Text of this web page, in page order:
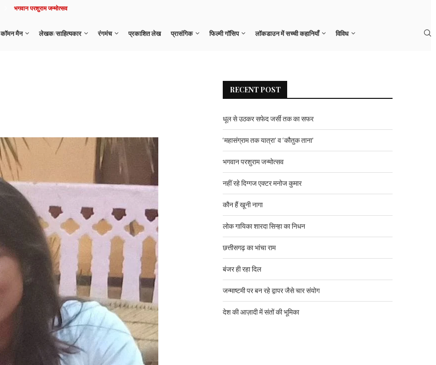
नहीं रहे दिग्गज एक्टर मनोज कुमार
कॉमन मैन लेखक/साहित्यकार रंगमंच प्रकाशित लेख प्रासंगिक फिल्मी गॉसिप लॉकडाउन में सच्ची कहानियाँ विविध
RECENT POST
धूल से उठकर सफेद जर्सी तक का सफर
‘महासंग्राम तक यात्रा’ व ‘कौतुक ताना’
भगवान परशुराम जन्मोत्सव
नहीं रहे दिग्गज एक्टर मनोज कुमार
कौन हैं खूनी नागा
लोक गायिका शारदा सिन्हा का निधन
छत्तीसगढ़ का भांचा राम
बंजर ही रहा दिल
जन्माष्टमी पर बन रहे द्वापर जैसे चार संयोग
देश की आज़ादी में संतों की भूमिका